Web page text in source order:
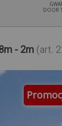
DOOR
- 2m (art.